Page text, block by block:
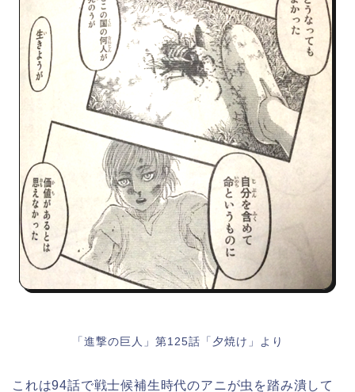
「進撃の巨人」第125話「夕焼け」より
これは94話で戦士候補生時代のアニが虫を踏み潰して